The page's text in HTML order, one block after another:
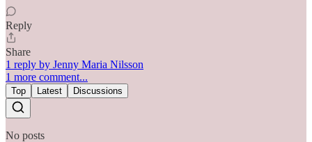
Reply
Share
1 reply by Jenny Maria Nilsson
1 more comment...
Top Latest Discussions
No posts